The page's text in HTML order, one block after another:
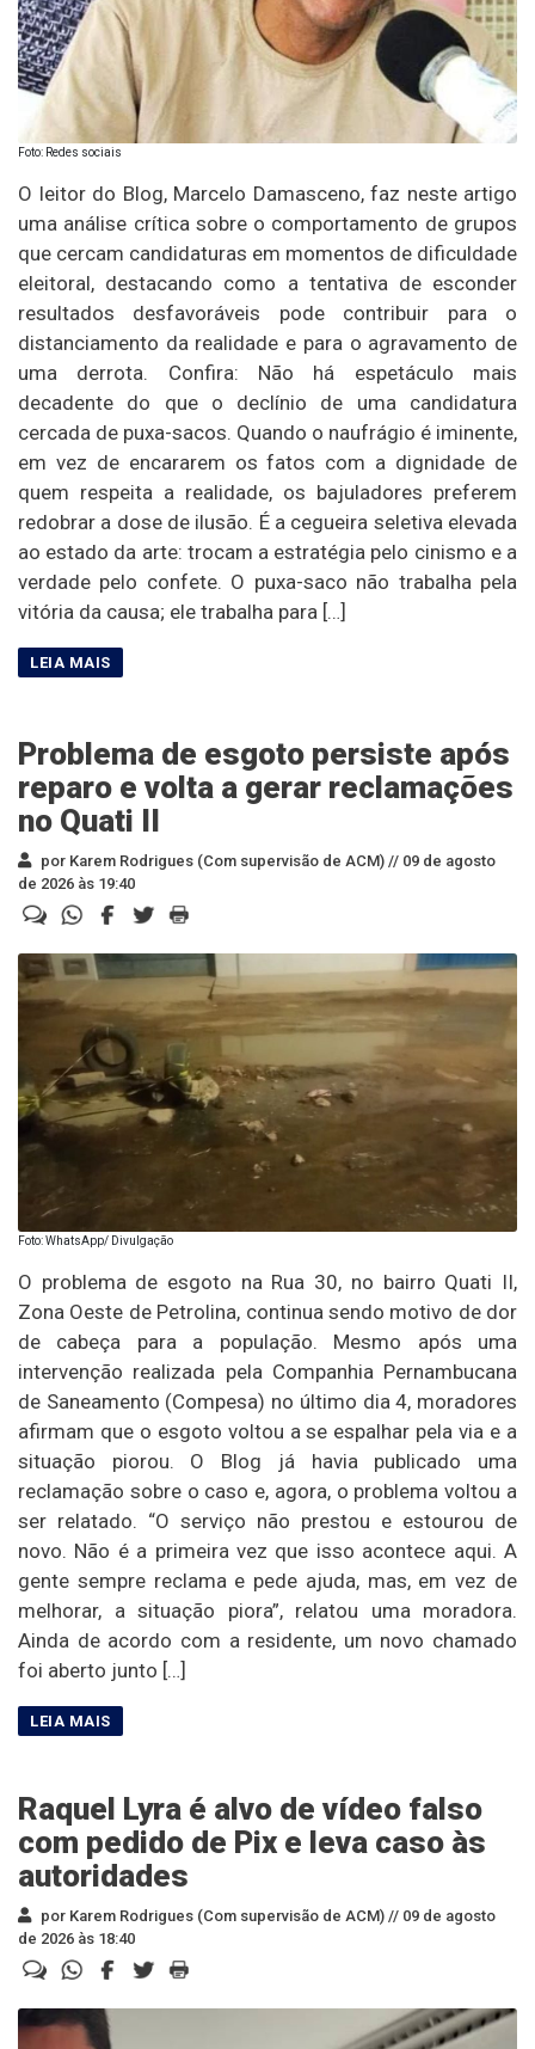
Foto: Redes sociais
O leitor do Blog, Marcelo Damasceno, faz neste artigo
uma análise crítica sobre o comportamento de grupos
que cercam candidaturas em momentos de dificuldade
eleitoral, destacando como a tentativa de esconder
resultados desfavoráveis pode contribuir para o
distanciamento da realidade e para o agravamento de
uma derrota. Confira: Não há espetáculo mais
decadente do que o declínio de uma candidatura
cercada de puxa-sacos. Quando o naufrágio é iminente,
em vez de encararem os fatos com a dignidade de
quem respeita a realidade, os bajuladores preferem
redobrar a dose de ilusão. É a cegueira seletiva elevada
ao estado da arte: trocam a estratégia pelo cinismo e a
verdade pelo confete. O puxa-saco não trabalha pela
vitória da causa; ele trabalha para […]
Problema de esgoto persiste após
reparo e volta a gerar reclamações
no Quati II
por Karem Rodrigues (Com supervisão de ACM) // 09 de agosto
de 2026 às 19:40
Foto: WhatsApp/ Divulgação
O problema de esgoto na Rua 30, no bairro Quati II,
Zona Oeste de Petrolina, continua sendo motivo de dor
de cabeça para a população. Mesmo após uma
intervenção realizada pela Companhia Pernambucana
de Saneamento (Compesa) no último dia 4, moradores
afirmam que o esgoto voltou a se espalhar pela via e a
situação piorou. O Blog já havia publicado uma
reclamação sobre o caso e, agora, o problema voltou a
ser relatado. “O serviço não prestou e estourou de
novo. Não é a primeira vez que isso acontece aqui. A
gente sempre reclama e pede ajuda, mas, em vez de
melhorar, a situação piora”, relatou uma moradora.
Ainda de acordo com a residente, um novo chamado
foi aberto junto […]
Raquel Lyra é alvo de vídeo falso
com pedido de Pix e leva caso às
autoridades
por Karem Rodrigues (Com supervisão de ACM) // 09 de agosto
de 2026 às 18:40